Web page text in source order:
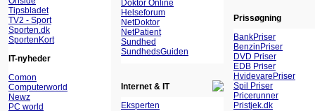
Tipsbladet
TV2 - Sport
Sporten.dk
SportenKort
IT-nyheder
Comon
Computerworld
Newz
PC world
Doktor Online
Helseforum
NetDoktor
NetPatient
Sundhed
SundhedsGuiden
Internet & IT
Eksperten
Prissøgning
BankPriser
BenzinPriser
DVD Priser
EDB Priser
HvidevarePriser
Spil Priser
Pricerunner
Pristjek.dk